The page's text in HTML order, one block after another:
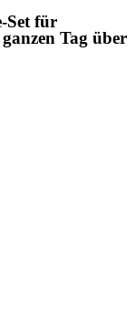
Set für
Tag über